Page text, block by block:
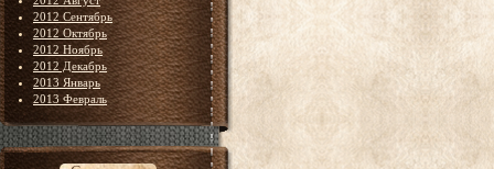
2012 Сентябрь
2012 Октябрь
2012 Ноябрь
2012 Декабрь
2013 Январь
2013 Февраль